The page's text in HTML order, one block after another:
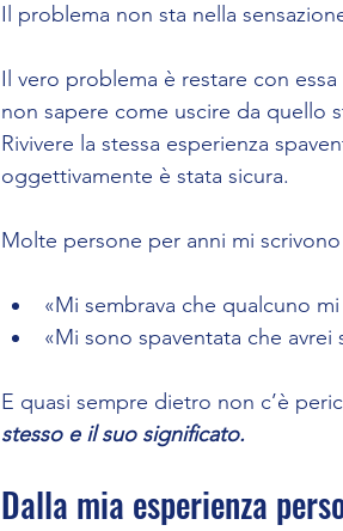
Il problema non sta nella
Il vero problema è restare con
non sapere come uscire da quello
Rivivere la stessa esperienza
oggettivamente è stata sicura.
Molte persone per anni mi scrivono
«Mi sembrava che qualcuno
«Mi sono spaventata che avrei
E quasi sempre dietro non c’è
stesso e il suo significato.
Dalla mia esperienza